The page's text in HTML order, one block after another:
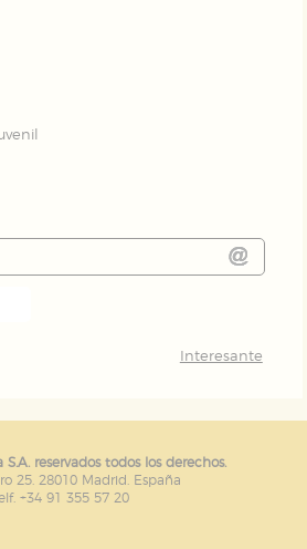
Interesante
S.A. reservados todos los derechos.
25. 28010 Madrid. España
+34 91 355 57 20